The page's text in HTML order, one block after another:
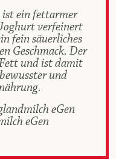
ist ein fettarmer
verfeinert
fein säuerliches
Geschmack. Der
und ist damit
und
eGen
eGen